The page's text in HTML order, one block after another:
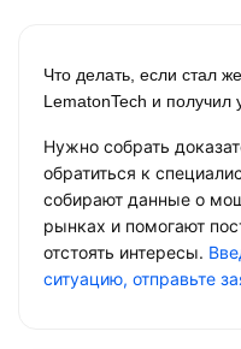
Что делать, если стал
LematonTech и получил
Нужно собрать
обратиться к
собирают данные о
рынках и помогают
отстоять интересы.
ситуацию, отправьте